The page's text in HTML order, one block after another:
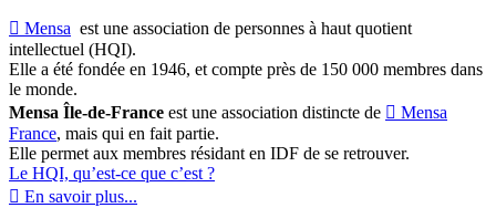
Mensa est une association de personnes à haut quotient
intellectuel (HQI).
Elle a été fondée en 1946, et compte près de 150 000 membres dans
le monde.
Mensa Île-de-France est une association distincte de
Mensa
France, mais qui en fait partie.
Elle permet aux membres résidant en IDF de se retrouver.
Le HQI, qu’est-ce que c’est ?
En savoir plus...